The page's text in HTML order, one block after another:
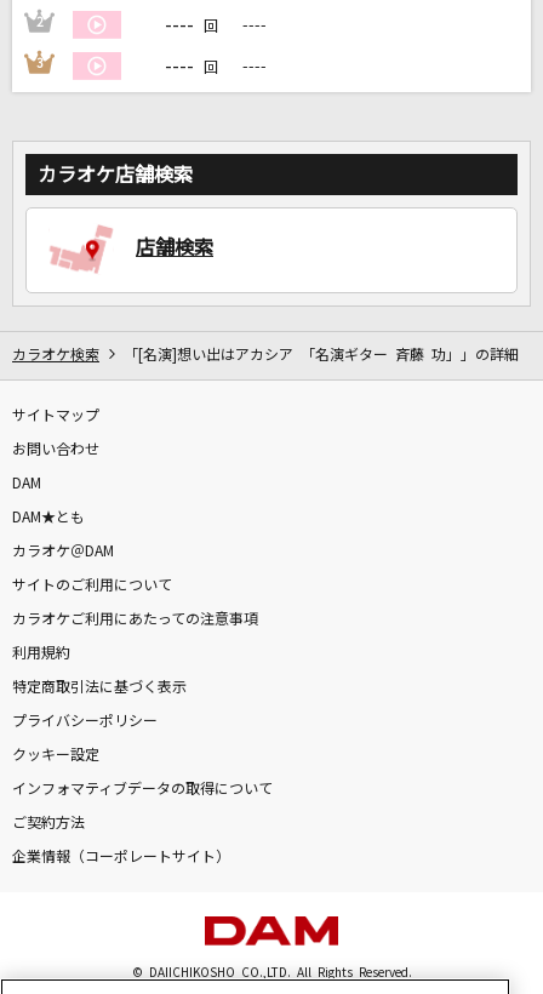
家族や友達と一緒に！練習にも！
2 ---- 回 ----
3 ---- 回 ----
カラオケ店舗検索
店舗検索
カラオケ検索 「[名演]想い出はアカシア 「名演ギター 斉藤 功」」の詳細
サイトマップ
お問い合わせ
DAM
DAM★とも
カラオケ＠DAM
サイトのご利用について
カラオケご利用にあたっての注意事項
利用規約
特定商取引法に基づく表示
プライバシーポリシー
クッキー設定
インフォマティブデータの取得について
ご契約方法
企業情報（コーポレートサイト）
© DAIICHIKOSHO CO.,LTD. All Rights Reserved.